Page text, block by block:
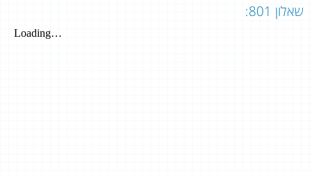
שאלון 801: